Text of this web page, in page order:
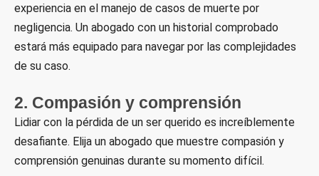
experiencia en el manejo de casos de muerte por
negligencia. Un abogado con un historial comprobado
estará más equipado para navegar por las complejidades
de su caso.
2. Compasión y comprensión
Lidiar con la pérdida de un ser querido es increíblemente
desafiante. Elija un abogado que muestre compasión y
comprensión genuinas durante su momento difícil.